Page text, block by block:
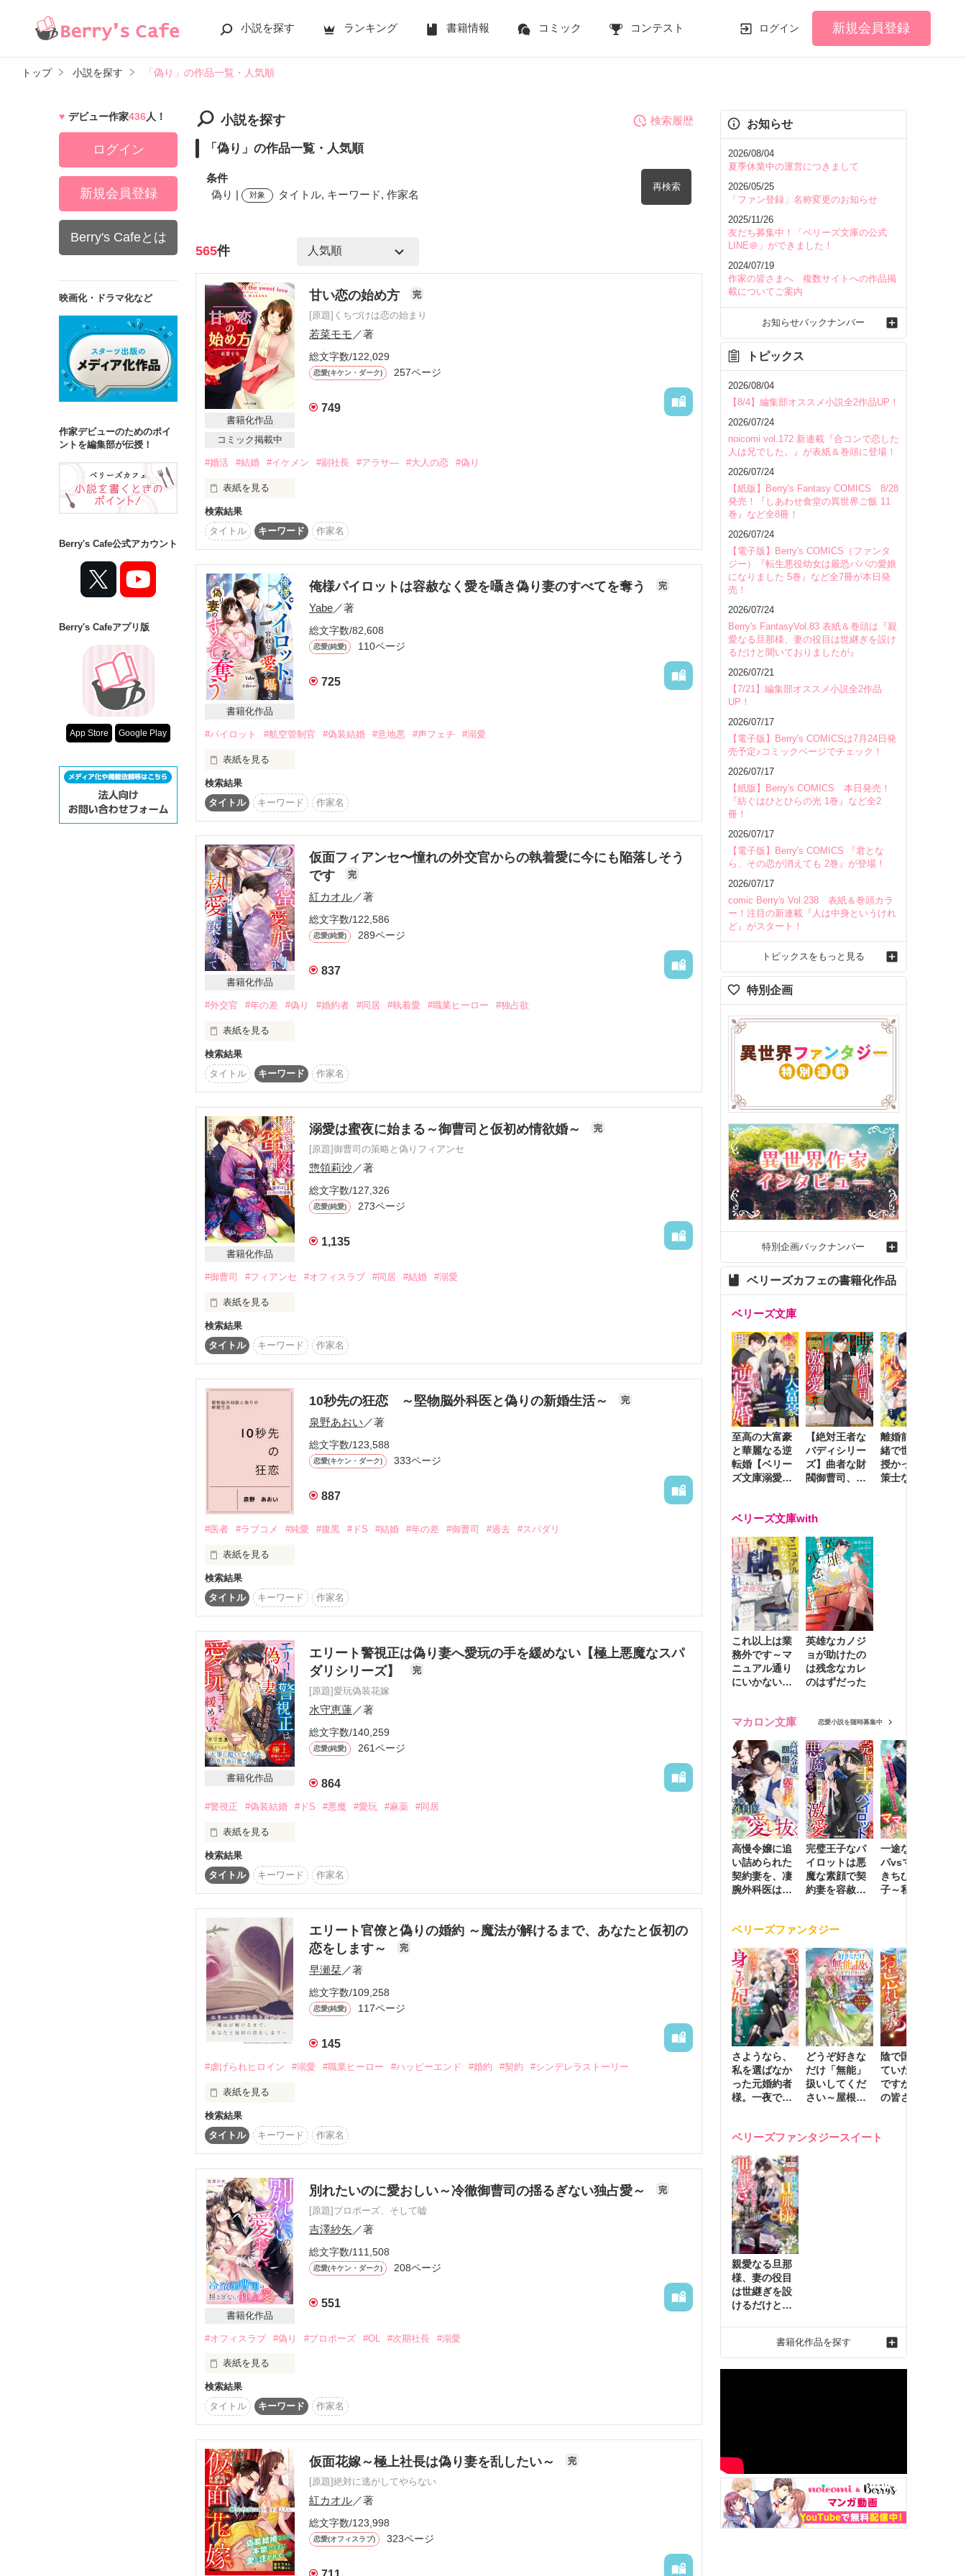
小説を探す ランキング 書籍情報 コミック コンテスト ログイン 新規会員登録
トップ 小説を探す 「偽り」の作品一覧・人気順
小説を探す
「偽り」の作品一覧・人気順
条件
偽り |
対象 タイトル, キーワード, 作家名
再検索
検索ワード
を含む
詳しく検索
検索対象
タイトル
キーワード
ジャンル
ステータス
全て
完結 更新中
作品の長さ
長編
中編 短編
作品の長さについて
コンテスト
超短編！フェチから始まる溺愛コンテスト
スターツ出版小説投稿サイト合同企画「1話からの長編大賞」ベリーズカフェ会場
その他の条件
動画あり
コミックあり
検索履歴
565件
書籍化作品
コミック掲載中
甘い恋の始め方 完
[原題]くちづけは恋の始まり
若菜モモ ／著
総文字数/122,029
恋愛(キケン・ダーク) 257ページ
749
#婚活 #結婚 #イケメン #副社長 #アラサ― #大人の恋 #偽り
表紙を見る
書籍化のため、６月１０日１３時より試し読みになってしまいました。
よろしくお願いします<(_ _)>
＊＊＊＊＊＊
２年前に婚約解消をしてから恋人がいない小石川理子。
３０歳を前にして、女友達はバタバタと結婚、もしくは婚約していく。
結婚したい理子は婚活パーティーに申し込む。
「花より団子、団子よりお金」と現実的な理子は
ハイステータスな男性ばかりが参加する婚活パーティーへ。
そこに参加していたのは、理子が勤めるＩＴ企業の若き副社長だった。
お金もあり、容姿端麗の彼がなぜこのパーティーに？
IT企業副社長
WEBデザイナー
☆　レビューお礼　☆
聖凪砂さま　まひるるさま
2013.11.1　～　2014.1.9　完結
検索結果
タイトル
キーワード 作家名
書籍化作品
俺様パイロットは容赦なく愛を囁き偽り妻のすべてを奪う 完
Yabe／著
総文字数/82,608
恋愛(純愛) 110ページ
725
#パイロット #航空管制官 #偽装結婚 #意地悪 #声フェチ #溺愛
表紙を見る
来栖 真由香（くるす まゆか）
航空管制官
×
今は恋愛よりも、航空管制官の仕事をがんばりたい。
その気持ちに嘘はないけれど……
癒しは必要！！
「好みの声に、耳もとで〝愛してる〟なんてささやかれたら、それだけで疲れも吹き飛んじゃいそう」
いつものカフェで、同僚と〝理想の声〟について熱く語る。
「好きなんだ、俺の声」
まさか、本人に聞かれているなんて思わなかった。
「それなら、ちょうどいい。俺と結婚してくれないか？」
そうして彼に持ち掛けられたのは、偽装結婚だった。
作品を読む
検索結果
タイトル
キーワード 作家名
書籍化作品
仮面フィアンセ〜憧れの外交官からの執着愛に今にも陥落しそう
です
完
紅カオル／著
総文字数/122,586
恋愛(純愛) 289ページ
837
#外交官 #年の差 #偽り #婚約者 #同居 #執着愛 #職業ヒーロー #独占欲
表紙を見る
１年頑張った自分へのご褒美のひとり旅
偶然居合わせた外交官に助けられ、
彼が宿泊するホテルの部屋に
泊まらせてもらうことになり――？
＊＊＊＊＊＊＊
通訳見習い
鎌形　誌史  24歳
神谷　修吾　36歳
＊＊＊＊＊＊＊
「悪いけど俺に合わせて婚約者のふりをしてくれ」
１２歳の年の差恋愛は、偽りの関係から――
2025年11月28日 完結公開
検索結果
タイトル
キーワード 作家名
書籍化作品
溺愛は蜜夜に始まる～御曹司と仮初め情欲婚～ 完
[原題]御曹司の策略と偽りフィアンセ
惣領莉沙／著
総文字数/127,326
恋愛(純愛) 273ページ
1,135
#御曹司 #フィアンセ #オフィスラブ #同居 #結婚 #溺愛
表紙を見る
*・.+･｡*☆☆・.★･.+･｡*☆☆・.+
仕事にも手を抜かず、家事も完璧にこなす
ただ、恋愛は未経験
ある日いくつものトラブルが重なり白石ホテル創業家の御曹司
白石侑斗（32）に助けられ、何故か婚約者の振りをして同居を始めることに
「俺の家は、梨乃の家だ」
「もう、逃げられないぞ」
逃がさないとばかりに強引に攻める
次第に梨乃の侑斗への気持ちは恋心に変化していくが……
*・.+･｡*☆☆・.★･.+･｡*☆☆・.+
これまで仕事での結果は出せても
恋愛には縁遠かった梨乃と
自らの立場に誇りと自信を持つ
強気な御曹司侑斗の
同居から始まる溺愛物語
作品を読む
検索結果
タイトル
キーワード 作家名
10秒先の狂恋 ～堅物脳外科医と偽りの新婚生活～ 完
泉野あおい ／著
総文字数/123,588
恋愛(キケン・ダーク) 333ページ
887
#医者 #ラブコメ #純愛 #腹黒 #ドS #結婚 #年の差 #御曹司 #過去 #スパダリ
表紙を見る
大和先生は怖くて、私はずっと苦手だった。
その大和先生の幼馴染で同期の島原先生は言った。
確かにそうかもしれない。
『超能力的』手段を使ってでも、大和先生にはぜひとも誰かと結婚してもらおう。
そうすることで、病院も成井家も平和になるはずだった。なのに……。
「果歩が、俺と結婚して」
『やらかしてしまった』私のせいで、やけに私に甘くなった大和先生との強引な新婚生活が幕を開け
る。
―――確かに大和先生には結婚して優しくなってほしかったけど、結婚相手だけは思ってたのと違
う……。
-----------------------------
早乙女果歩（24）成井総合病院・病院長秘書
13～18歳まで成井家で育った恋愛情弱女子
10秒あればどんな動物も手なずける能力がある？
×
成井大和（34）成井総合病院・脳外科医
腕も見た目もいいが、堅物で辛辣
親にも猛獣と言われる性格の持ち主
-----------------------------
2021.8.24 完結
（完結後も、誤字・脱字・時系列等の微修正をかけております。ご了承ください）
※※※※※※※※※※※※※※※※※
〈special thanks〉
★godisdoraさま
★ぱふぇ〜さま
★せいともさま
★こなみんさま
とっても嬉しいレビューありがとうございました！思いの丈を感想欄に書かせていただきました！
※※※※※※※※※※※※※※※※※
検索結果
タイトル
キーワード 作家名
書籍化作品
エリート警視正は偽り妻へ愛玩の手を緩めない【極上悪魔なスパ
ダリシリーズ】
完
[原題]愛玩偽装花嫁
水守恵蓮／著
総文字数/140,259
恋愛(純愛) 261ページ
864
#警視正 #偽装結婚 #ドS #悪魔 #愛玩 #麻薬 #同居
表紙を見る
瀬名純平（33）警察庁刑事局警視正
×
菅野歩（27）食品メーカー勤務の一般OL
こちらは改稿段階の原稿です
エピローグは書籍版とは異なります
執筆期間2021.3月～4月
検索結果
タイトル
キーワード 作家名
エリート官僚と偽りの婚約 ～魔法が解けるまで、あなたと仮初の
恋をします～
完
早瀬栞／著
総文字数/109,258
恋愛(純愛) 117ページ
145
#虐げられヒロイン #溺愛 #職業ヒーロー #ハッピーエンド #婚約 #契約 #シンデレラストーリー
表紙を見る
お父さんを亡くしたシンデレラは、
魔法使いに出会って、
王子様に見初められて幸せになったけど。
私は誰にも巡り会えないまま、27歳。
夕やけの街をひとり、
履き古したパンプスで歩いてる。
＊2026/3/30　タイトルを変更しました
作品を読む
検索結果
タイトル
キーワード 作家名
書籍化作品
別れたいのに愛おしい～冷徹御曹司の揺るぎない独占愛～ 完
[原題]プロポーズ、そして嘘
吉澤紗矢 ／著
総文字数/111,508
恋愛(キケン・ダーク) 208ページ
551
#オフィスラブ #偽り #プロポーズ #OL #次期社長 #溺愛
表紙を見る
図書館で出会い、慎ましいお付き合いをして来た彼からのプロポーズ。幸せいっぱいのその時、彼の嘘
を告げられて……
中瀬  理沙  ナカセ リサ
26才  子供向け玩具メーカー さくら堂の国内営業部勤務。趣味は恋愛小説を読むこと。経済難の実家へ
の仕送りの為、慢性的に金欠ぎみ。
北条 奏人  ホウジョウ カナト
28才  理沙の恋人。誠実で優しく穏やかな人柄だと思っていたのだけれど、実は嘘つきの社長候補
で……
検索結果
タイトル
キーワード 作家名
仮面花嫁～極上社長は偽り妻を乱したい～ 完
[原題]絶対に逃がしてやらない
紅カオル／著
総文字数/123,998
恋愛(オフィスラブ) 323ページ
デビュー作家436人！
ログイン
新規会員登録
Berry's Cafeとは
映画化・ドラマ化など
作家デビューのためのポイ
ントを編集部が伝授！
Berry's Cafe公式アカウント
Berry's Cafeアプリ版
App Store Google Play
お知らせ
2026/08/04
夏季休業中の運営につきまして
2026/05/25
「ファン登録」名称変更のお知らせ
2025/11/26
友だち募集中！「ベリーズ文庫の公式
LINE＠」ができました！
2024/07/19
作家の皆さまへ 複数サイトへの作品掲
載についてご案内
お知らせバックナンバー
トピックス
2026/08/04
【8/4】編集部オススメ小説全2作品UP！
2026/07/24
noicomi vol.172 新連載『合コンで恋した
人は兄でした。』が表紙＆巻頭に登場！
2026/07/24
【紙版】Berry's Fantasy COMICS 8/28
発売！『しあわせ食堂の異世界ご飯 11
巻』など全8冊！
2026/07/24
【電子版】Berry's COMICS（ファンタ
ジー）『転生悪役幼女は最恐パパの愛娘
になりました 5巻』など全7冊が本日発
売！
2026/07/24
Berry's FantasyVol.83 表紙＆巻頭は『親
愛なる旦那様、妻の役目は世継ぎを設け
るだけと聞いておりましたが』
2026/07/21
【7/21】編集部オススメ小説全2作品
UP！
2026/07/17
【電子版】Berry's COMICSは7月24日発
売予定♪コミックページでチェック！
2026/07/17
【紙版】Berry's COMICS 本日発売！
『紡ぐはひとひらの光 1巻』など全2
冊！
2026/07/17
【電子版】Berry's COMICS 『君とな
ら、その恋が消えても 2巻』が登場！
2026/07/17
comic Berry's Vol.238 表紙＆巻頭カラ
ー！注目の新連載『人は中身というけれ
ど』がスタート！
トピックスをもっと見る
特別企画
特別企画バックナンバー
ベリーズカフェの書籍化作品
ベリーズ文庫
至高の大富豪
と華麗なる逆
転婚【ベリー
ズ文庫溺愛ア
【絶対王者な
バディシリー
ズ】曲者な財
閥御曹司、笑
激烈愛で貫く
離婚前夜に内
緒で世継ぎを
授かったら～
策士な御曹司
ベリーズ文庫with
これ以上は業
務外です～マ
ニュアル通り
にいかない彼
英雄なカノジ
ョが助けたの
は残念なカレ
のはずだった
マカロン文庫 恋愛小説を随時募集中
高慢令嬢に追
い詰められた
契約妻を、凄
腕外科医はこ
完璧王子なパ
イロットは悪
魔な素顔で契
約妻を容赦な
一途な社長パ
パvsママ大好
きちびっこ息
子～私を捨て
ベリーズファンタジー
さようなら、
私を選ばなか
った元婚約者
様。一夜で大
ました２
どうぞ好きな
だけ「無能」
扱いしてくだ
さい～屋根裏
動かす万能令
陰で国を支え
ていたのは私
ですが、王家
の皆さんお忘
れ才女の辺境
ベリーズファンタジースイート
親愛なる旦那
様、妻の役目
は世継ぎを設
けるだけと聞
れ才女の幸せ
な結婚～2
書籍化作品を探す